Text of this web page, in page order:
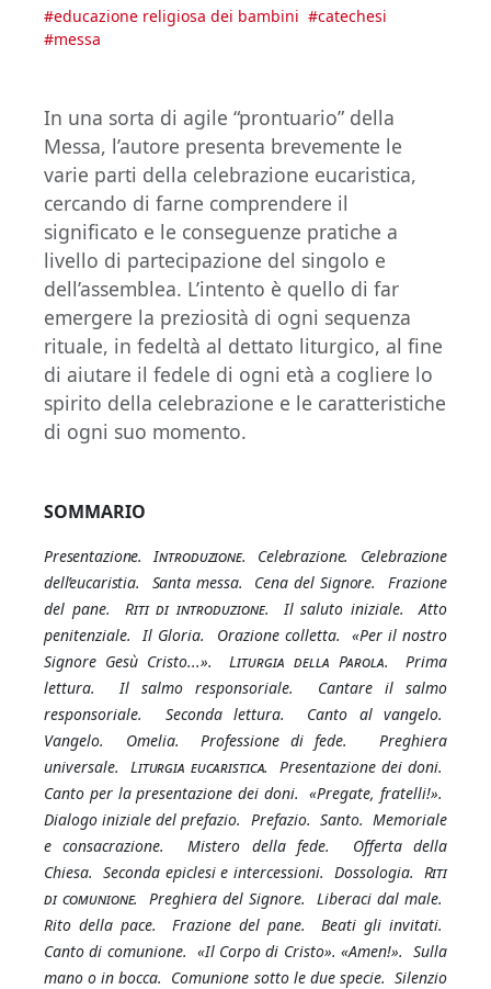
#educazione religiosa dei bambini #catechesi
#messa
In una sorta di agile “prontuario” della
Messa, l’autore presenta brevemente le
varie parti della celebrazione eucaristica,
cercando di farne comprendere il
significato e le conseguenze pratiche a
livello di partecipazione del singolo e
dell’assemblea. L’intento è quello di far
emergere la preziosità di ogni sequenza
rituale, in fedeltà al dettato liturgico, al fine
di aiutare il fedele di ogni età a cogliere lo
spirito della celebrazione e le caratteristiche
di ogni suo momento.
SOMMARIO
Presentazione.Introduzione. Celebrazione. Celebrazione
dell’eucaristia. Santa messa. Cena del Signore.
Frazione
del pane. Riti di introduzione. Il saluto iniziale. Atto
penitenziale. Il Gloria. Orazione colletta. «Per il nostro
Signore Gesù Cristo...». Liturgia della Parola. Prima
lettura. Il salmo responsoriale. Cantare il salmo
responsoriale. Seconda lettura. Canto al vangelo.
Vangelo. Omelia. Professione di fede. Preghiera
universale.Liturgia eucaristica. Presentazione dei doni.
Canto per la presentazione dei doni. «Pregate, fratelli!».
Dialogo iniziale del prefazio. Prefazio. Santo. Memoriale
e consacrazione. Mistero della fede. Offerta della
Chiesa. Seconda epiclesi e intercessioni. Dossologia. Riti
di comunione. Preghiera del Signore. Liberaci dal male.
Rito della pace. Frazione del pane. Beati gli invitati.
Canto di comunione. «Il Corpo di Cristo». «Amen!». Sulla
mano o in bocca. Comunione sotto le due specie. Silenzio